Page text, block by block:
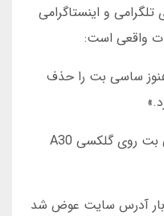
و اینستاگرامی
واقعی است:
ماه، هنوز ساسی بت را حذف
«اپلیکیشن ساسی بت روی گلکسی A30
«در یک ماه، 3 بار آدرس سایت عوض شد